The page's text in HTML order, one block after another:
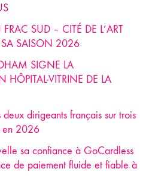
SUD – CITÉ DE L’ART
SAISON 2026
SIGNE LA
HÔPITAL-VITRINE DE LA
dirigeants français sur trois
en 2026
sa confiance à GoCardless
de paiement fluide et fiable à